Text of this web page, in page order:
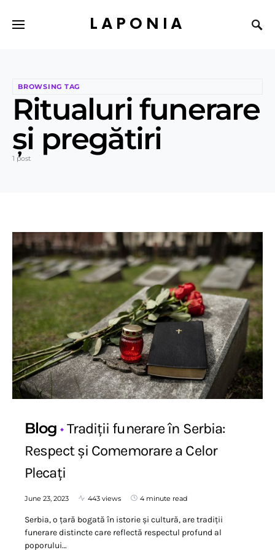
LAPONIA
BROWSING TAG
Ritualuri funerare
și pregătiri
1 post
Blog
Tradiții funerare în Serbia:
Respect și Comemorare a Celor
Plecați
June 23, 2023 443 views 4 minute read
Serbia, o țară bogată în istorie și cultură, are tradiții
funerare distincte care reflectă respectul profund al
poporului…